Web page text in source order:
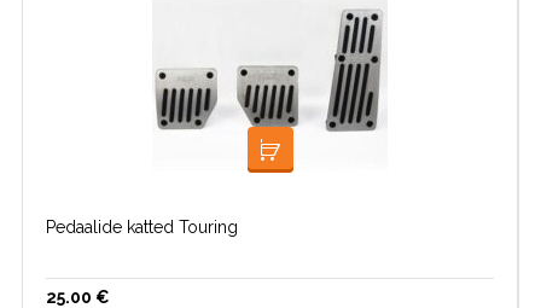
LISA KORVI
Pedaalide katted Touring
25.00 €